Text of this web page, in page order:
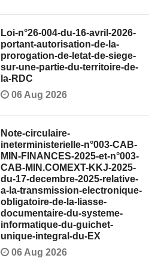
Loi-n°26-004-du-16-avril-2026-
portant-autorisation-de-la-
prorogation-de-letat-de-siege-
sur-une-partie-du-territoire-de-
la-RDC
06 Aug 2026
Note-circulaire-
ineterministerielle-n°003-CAB-
MIN-FINANCES-2025-et-n°003-
CAB-MIN.COMEXT-KKJ-2025-
du-17-decembre-2025-relative-
a-la-transmission-electronique-
obligatoire-de-la-liasse-
documentaire-du-systeme-
informatique-du-guichet-
unique-integral-du-EX
06 Aug 2026